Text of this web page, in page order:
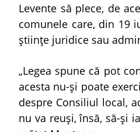
Levente să plece, de
comunele care, din 19
ştiinţe juridice sau
„Legea spune că pot
acesta nu-şi poate
despre Consiliul local,
nu va reuşi, însă, să-şi